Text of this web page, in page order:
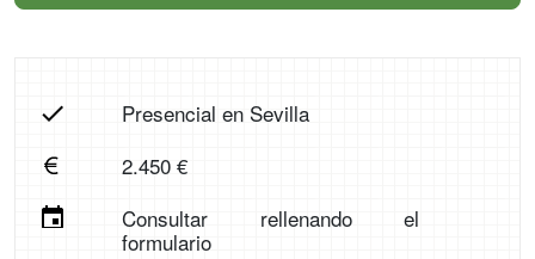
Presencial en Sevilla
2.450 €
Consultar rellenando el
formulario